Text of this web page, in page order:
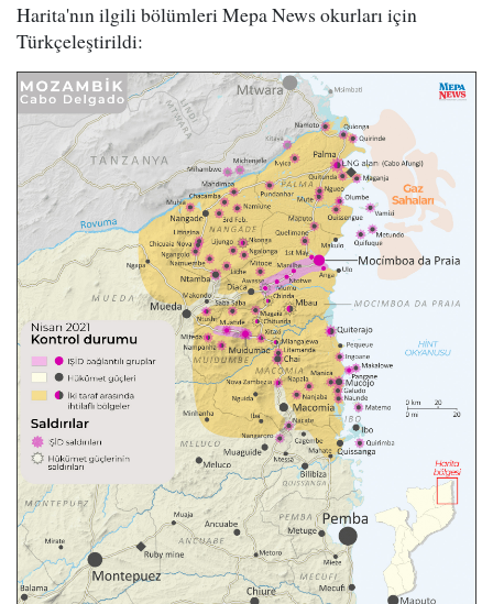
Harita'nın ilgili bölümleri Mepa News okurları için
Türkçeleştirildi: